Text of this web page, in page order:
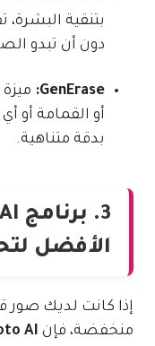
بتنقية
دون أن تبدو
GenErase:
أو القمامة أو
بدقة متناهية.
الأفضل
إذا كانت لديك صور
منخفضة، فإن AI